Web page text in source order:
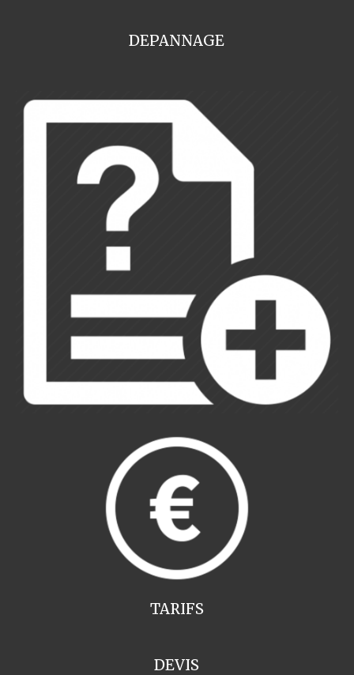
DEPANNAGE
TARIFS
DEVIS